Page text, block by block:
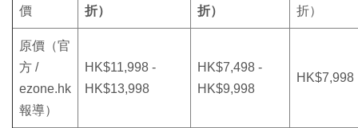
價
折）
折）
折）
原價（官
方 /
ezone.hk
報導）
HK$11,998 -
HK$13,998
HK$7,498 -
HK$9,998
HK$7,998